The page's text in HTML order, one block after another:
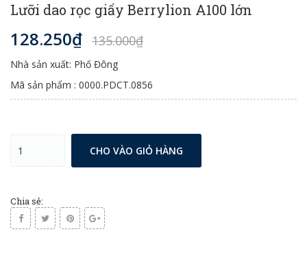
Lưỡi dao rọc giấy Berrylion A100 lớn
128.250₫ 135.000₫
Nhà sản xuất: Phố Đông
Mã sản phẩm : 0000.PDCT.0856
CHO VÀO GIỎ HÀNG
Chia sẻ: